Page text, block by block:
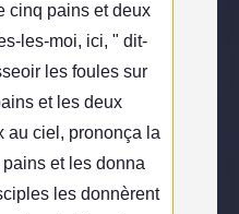
cinq pains et deux
les-moi, ici, " dit-
les foules sur
et les deux
au ciel, prononça la
et les donna
les donnèrent